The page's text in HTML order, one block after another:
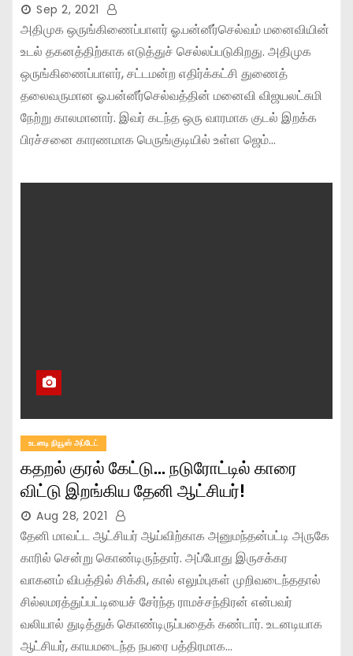
Sep 2, 2021
அதிமுக ஒருங்கிணைப்பாளர் ஓ.பன்னீர்செல்வம் மனைவியின்
உடல் தகனத்திற்காக எடுத்துச் செல்லப்படுகிறது. அதிமுக
ஒருங்கிணைப்பாளர், சட்டமன்ற எதிர்க்கட்சி துணைத்
தலைவருமான ஓ.பன்னீர்செல்வத்தின் மனைவி விஜயலட்சுமி
நேற்று காலமானார். இவர் கடந்த ஒரு வாரமாக குடல் இறக்க
பிரச்சனை காரணமாக பெருங்குடியில் உள்ள ஜெம்…
உடனடி நியூஸ் அப்டேட்
கதறல் குரல் கேட்டு… நடுரோட்டில் காரை
விட்டு இறங்கிய தேனி ஆட்சியர்!
Aug 28, 2021
தேனி மாவட்ட ஆட்சியர் ஆய்விற்காக அனுமந்தன்பட்டி அருகே
காரில் சென்று கொண்டிருந்தார். அப்போது இருசக்கர
வாகனம் விபத்தில் சிக்கி, கால் எலும்புகள் முறிவடைந்ததால்
சில்லமரத்துப்பட்டியைச் சேர்ந்த ராமச்சந்திரன் என்பவர்
வலியால் துடித்துக் கொண்டிருப்பதைக் கண்டார். உடனடியாக
ஆட்சியர், காயமடைந்த நபரை பத்திரமாக…